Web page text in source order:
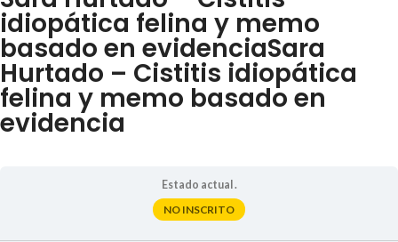
idiopática felina y memo
basado en evidenciaSara
Hurtado – Cistitis idiopática
felina y memo basado en
evidencia
Estado actual .
NO INSCRITO